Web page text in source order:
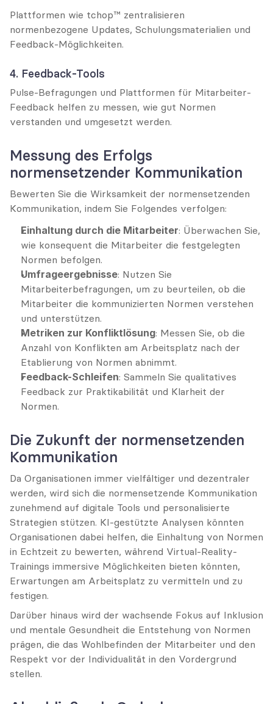
Plattformen wie tchop™ zentralisieren
normenbezogene Updates, Schulungsmaterialien und
Feedback-Möglichkeiten.
4. Feedback-Tools
Pulse-Befragungen und Plattformen für Mitarbeiter-
Feedback helfen zu messen, wie gut Normen
verstanden und umgesetzt werden.
Messung des Erfolgs
normensetzender Kommunikation
Bewerten Sie die Wirksamkeit der normensetzenden
Kommunikation, indem Sie Folgendes verfolgen:
Einhaltung durch die Mitarbeiter: Überwachen Sie,
wie konsequent die Mitarbeiter die festgelegten
Normen befolgen.
Umfrageergebnisse: Nutzen Sie
Mitarbeiterbefragungen, um zu beurteilen, ob die
Mitarbeiter die kommunizierten Normen verstehen
und unterstützen.
Metriken zur Konfliktlösung: Messen Sie, ob die
Anzahl von Konflikten am Arbeitsplatz nach der
Etablierung von Normen abnimmt.
Feedback-Schleifen: Sammeln Sie qualitatives
Feedback zur Praktikabilität und Klarheit der
Normen.
Die Zukunft der normensetzenden
Kommunikation
Da Organisationen immer vielfältiger und dezentraler
werden, wird sich die normensetzende Kommunikation
zunehmend auf digitale Tools und personalisierte
Strategien stützen. KI-gestützte Analysen könnten
Organisationen dabei helfen, die Einhaltung von Normen
in Echtzeit zu bewerten, während Virtual-Reality-
Trainings immersive Möglichkeiten bieten könnten,
Erwartungen am Arbeitsplatz zu vermitteln und zu
festigen.
Darüber hinaus wird der wachsende Fokus auf Inklusion
und mentale Gesundheit die Entstehung von Normen
prägen, die das Wohlbefinden der Mitarbeiter und den
Respekt vor der Individualität in den Vordergrund
stellen.